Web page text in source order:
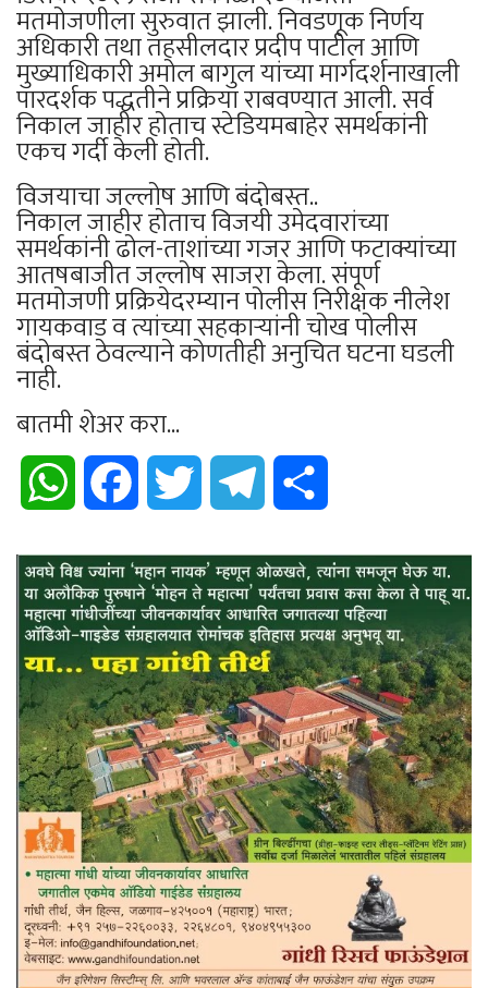
मतमोजणीला सुरुवात झाली. निवडणूक निर्णय
अधिकारी तथा तहसीलदार प्रदीप पाटील आणि
मुख्याधिकारी अमोल बागुल यांच्या मार्गदर्शनाखाली
पारदर्शक पद्धतीने प्रक्रिया राबवण्यात आली. सर्व
निकाल जाहीर होताच स्टेडियमबाहेर समर्थकांनी
एकच गर्दी केली होती.
​विजयाचा जल्लोष आणि बंदोबस्त..
निकाल जाहीर होताच विजयी उमेदवारांच्या
समर्थकांनी ढोल-ताशांच्या गजर आणि फटाक्यांच्या
आतषबाजीत जल्लोष साजरा केला. संपूर्ण
मतमोजणी प्रक्रियेदरम्यान पोलीस निरीक्षक नीलेश
गायकवाड व त्यांच्या सहकाऱ्यांनी चोख पोलीस
बंदोबस्त ठेवल्याने कोणतीही अनुचित घटना घडली
नाही.
बातमी शेअर करा...
WhatsApp Facebook Twitter Telegram